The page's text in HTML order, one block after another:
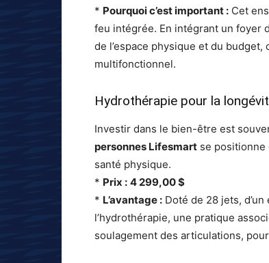
* Pourquoi c’est important : Cet
feu intégrée. En intégrant un foyer
de l’espace physique et du
multifonctionnel.
Hydrothérapie pour la
Investir dans le bien-être est
personnes Lifesmart se positionne
santé physique.
* Prix : 4 299,00 $
* L’avantage : Doté de 28 jets,
l’hydrothérapie, une pratique
soulagement des articulations,